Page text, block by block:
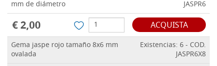
mm de diámetro
JASPR6
€ 2,00 ACQUISTA
Gema jaspe rojo tamaño 8x6 mm
ovalada
Existencias: 6 - COD.
JASPR6X8